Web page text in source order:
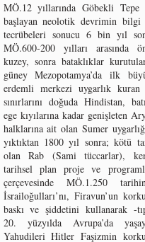
MÖ.12 yıllarında Göbekli Tepe
başlayan neolotik devrimin bilgi
tecrübeleri sonucu 6 bin yıl
MÖ.600-200 yılları arasında
kuzey, sonra bataklıklar
güney Mezopotamya’da ilk
erdemli merkezi uygarlık kuran
sınırlarını doğuda Hindistan,
ege kıyılarına kadar genişleten
halklarına ait olan Sumer
yıktıktan 1800 yıl sonra; kötü
olan Rab (Sami tüccarlar),
tarihsel plan proje ve
çerçevesinde MÖ.1.250
İsrailoğulları’nı, Firavun’un
baskı ve şiddetini kullanarak -
20. yüzyılda Avrupa’da
Yahudileri Hitler Faşizmin